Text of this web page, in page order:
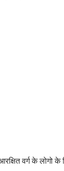
वर्ग के लोगो